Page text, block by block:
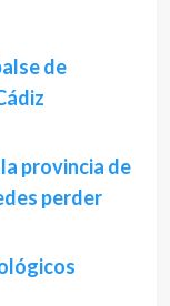
de
provincia de
perder